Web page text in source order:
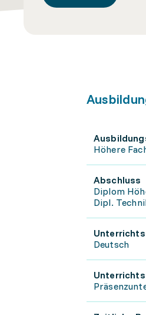
Höhere
Abschluss
Diplom
Dipl.
Deutsch